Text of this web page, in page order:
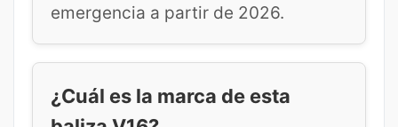
emergencia a partir de 2026.
¿Cuál es la marca de esta